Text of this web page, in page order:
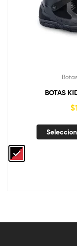
Botas
BOTAS
$